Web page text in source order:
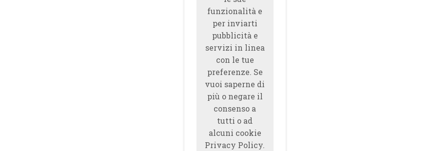
funzionalità e
per inviarti
pubblicità e
servizi in linea
con le tue
preferenze. Se
vuoi saperne di
più o negare il
consenso a
tutti o ad
alcuni cookie
Privacy Policy.